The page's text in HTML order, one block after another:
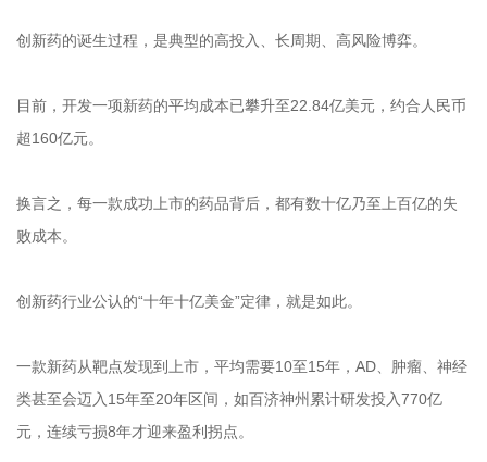
创新药的诞生过程，是典型的高投入、长周期、高风险博弈。
目前，开发一项新药的平均成本已攀升至22.84亿美元，约合人民币
超160亿元。
换言之，每一款成功上市的药品背后，都有数十亿乃至上百亿的失
败成本。
创新药行业公认的“十年十亿美金”定律，就是如此。
一款新药从靶点发现到上市，平均需要10至15年，AD、肿瘤、神经
类甚至会迈入15年至20年区间，如百济神州累计研发投入770亿
元，连续亏损8年才迎来盈利拐点。